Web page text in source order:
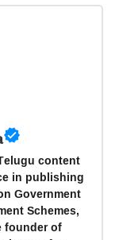
content
in publishing
Government
Schemes,
founder of